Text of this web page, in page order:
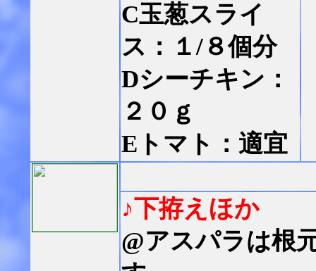
C玉葱スライ
ス：１/８個分
Dシーチキン：
２０ｇ
Eトマト：適宜
♪下拵えほか
@アスパラは根